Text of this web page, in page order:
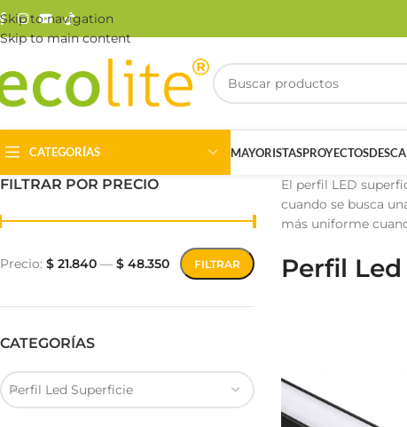
Skip to navigation
Skip to main content
CATEGORÍAS
Riel Magnético
MAYORISTASPROYECTOS
FILTRAR POR PRECIO
FILTRAR
Precio: $ 21.840 — $ 48.350
CATEGORÍAS
Perfil Led Superficie
El perfil LED
cuando se busca
más uniforme
Perfil